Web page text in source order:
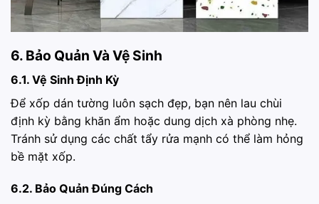
6. Bảo Quản Và Vệ Sinh
6.1. Vệ Sinh Định Kỳ
Để xốp dán tường luôn sạch đẹp, bạn nên lau chùi
định kỳ bằng khăn ẩm hoặc dung dịch xà phòng nhẹ.
Tránh sử dụng các chất tẩy rửa mạnh có thể làm hỏng
bề mặt xốp.
6.2. Bảo Quản Đúng Cách